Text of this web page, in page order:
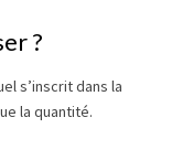
?
s’inscrit dans la
la quantité.